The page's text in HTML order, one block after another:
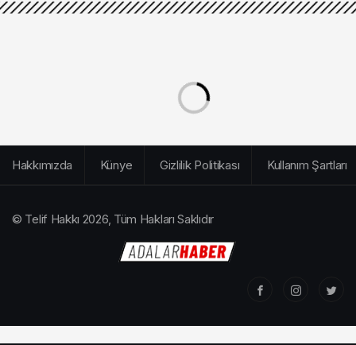
Hakkımızda Künye Gizlilik Politikası Kullanım Şartları
© Telif Hakkı 2026, Tüm Hakları Saklıdır